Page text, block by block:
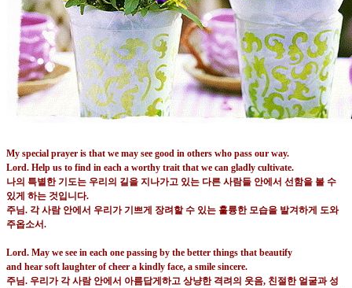
My special prayer is that we may see good in others who pass our way.
Lord. Help us to find in each a worthy trait that we can gladly cultivate.
나의 특별한 기도는 우리의 길을 지나가고 있는 다른 사람들 안에서 선함을 볼 수
있게 하는 것입니다.
주님. 각 사람 안에서 우리가 기쁘게 장려할 수 있는 훌륭한 모습을 발겨하게 도와
주옵소서.
Lord. May we see in each one passing by the better things that beautify
and hear soft laughter of cheer a kindly face, a smile sincere.
주님. 우리가 각 사람 안에서 아름답게하고 상냥한 격려의 웃음, 친절한 얼굴과 성